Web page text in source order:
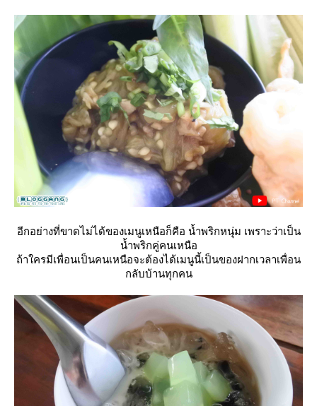
อีกอย่างที่ขาดไม่ได้ของเมนูเหนือก็คือ น้ำพริกหนุุ่ม เพราะว่าเป็น
น้ำพริกคู่คนเหนือ
ถ้าใครมีเพื่อนเป็นคนเหนือจะต้องได้เมนูนี้เป็นของฝากเวลาเพื่อน
กลับบ้านทุกคน